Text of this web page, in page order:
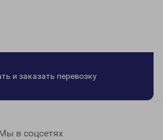
и заказать перевозку
в соцсетях